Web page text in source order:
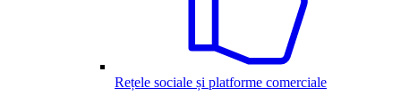
Rețele sociale și platforme comerciale